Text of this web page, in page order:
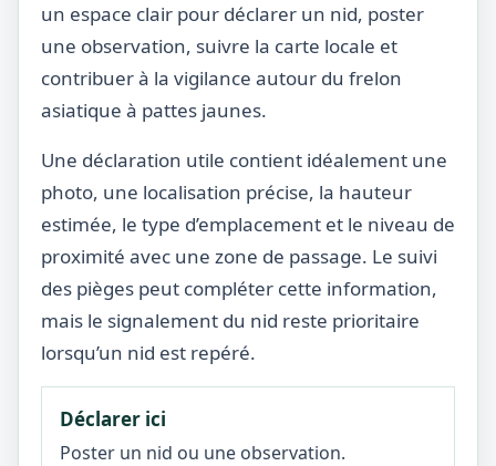
un espace clair pour déclarer un nid, poster
une observation, suivre la carte locale et
contribuer à la vigilance autour du frelon
asiatique à pattes jaunes.
Une déclaration utile contient idéalement une
photo, une localisation précise, la hauteur
estimée, le type d’emplacement et le niveau de
proximité avec une zone de passage. Le suivi
des pièges peut compléter cette information,
mais le signalement du nid reste prioritaire
lorsqu’un nid est repéré.
Déclarer ici
Poster un nid ou une observation.